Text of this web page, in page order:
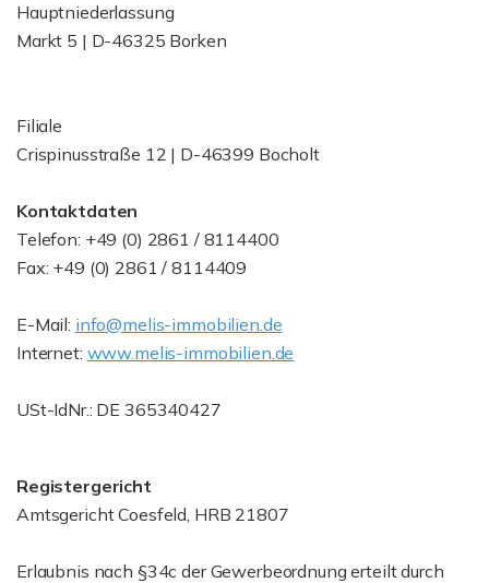
Hauptniederlassung
Markt 5 | D-46325 Borken
Filiale
Crispinusstraße 12 | D-46399 Bocholt
Kontaktdaten
Telefon: +49 (0) 2861 / 8114400
Fax: +49 (0) 2861 / 8114409
E-Mail: info@melis-immobilien.de
Internet: www.melis-immobilien.de
USt-IdNr.: DE 365340427
Registergericht
Amtsgericht Coesfeld, HRB 21807
Erlaubnis nach §34c der Gewerbeordnung erteilt durch